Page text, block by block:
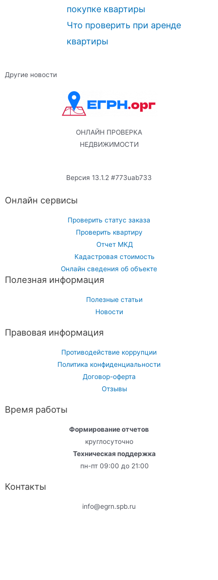
покупке квартиры
Что проверить при аренде
квартиры
Другие новости
ОНЛАЙН ПРОВЕРКА
НЕДВИЖИМОСТИ
Версия 13.1.2 #773uab733
Онлайн сервисы
Проверить статус заказа
Проверить квартиру
Отчет МКД
Кадастровая стоимость
Онлайн сведения об объекте
Полезная информация
Полезные статьи
Новости
Правовая информация
Противодействие коррупции
Политика конфиденциальности
Договор-оферта
Отзывы
Время работы
Формирование отчетов
круглосуточно
Техническая поддержка
пн-пт 09:00 до 21:00
Контакты
info@egrn.spb.ru